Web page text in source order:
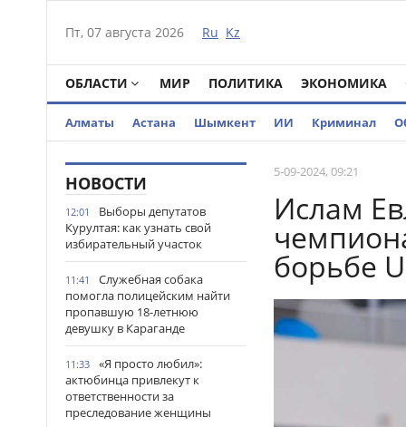
Пт, 07 августа 2026 Ru Kz
ОБЛАСТИ МИР ПОЛИТИКА ЭКОНОМИКА
Алматы Астана Шымкент ИИ Криминал
НОВОСТИ
12:01
Выборы депутатов
Курултая: как узнать свой
избирательный участок
11:41
Служебная собака
помогла полицейским найти
пропавшую 18-летнюю
девушку в Караганде
11:33
«Я просто любил»:
актюбинца привлекут к
ответственности за
преследование женщины
5-09-2024, 09:21
Ислам
борьбе